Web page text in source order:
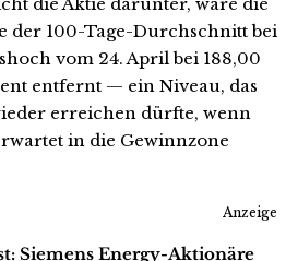
die Aktie darunter, wäre die
der 100-Tage-Durchschnitt bei
vom 24. April bei 188,00
entfernt — ein Niveau, das
erreichen dürfte, wenn
in die Gewinnzone
Anzeige
Siemens Energy-Aktionäre